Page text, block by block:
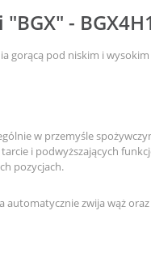
-
gorącą pod niskim i
w przemyśle
i podwyższających
pozycjach.
zwija wąż